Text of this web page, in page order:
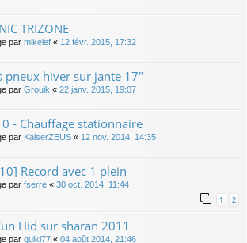
TRIZONE
par mikelef « 12 févr. 2015, 17:32
pneux hiver sur jante 17"
par Grouik « 22 janv. 2015, 19:07
- Chauffage stationnaire
par KaiserZEUS « 12 nov. 2014, 14:35
Record avec 1 plein
par fserre « 30 oct. 2014, 11:44
1 2
Hid sur sharan 2011
par quiki77 « 04 août 2014, 21:46